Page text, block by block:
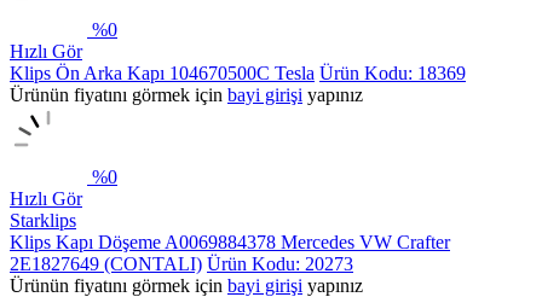
%0
Hızlı Gör
Klips Ön Arka Kapı 104670500C Tesla Ürün Kodu: 18369
Ürünün fiyatını görmek için bayi girişi yapınız
%0
Hızlı Gör
Starklips
Klips Kapı Döşeme A0069884378 Mercedes VW Crafter
2E1827649 (CONTALI) Ürün Kodu: 20273
Ürünün fiyatını görmek için bayi girişi yapınız